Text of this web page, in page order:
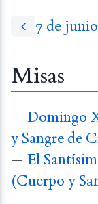
7 de
Misas
— Domingo
y Sangre de
— El
(Cuerpo y